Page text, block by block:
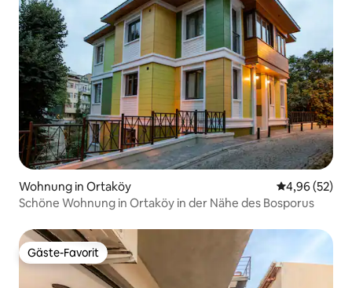
Wohnung in Ortaköy
4,96 (52)
Schöne Wohnung in Ortaköy in der Nähe des Bosporus
Gäste-Favorit
Gäste-Favorit